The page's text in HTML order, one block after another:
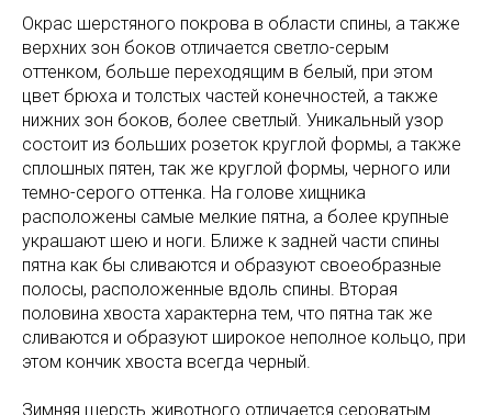
Окрас шерстяного покрова в области спины, а также
верхних зон боков отличается светло-серым
оттенком, больше переходящим в белый, при этом
цвет брюха и толстых частей конечностей, а также
нижних зон боков, более светлый. Уникальный узор
состоит из больших розеток круглой формы, а также
сплошных пятен, так же круглой формы, черного или
темно-серого оттенка. На голове хищника
расположены самые мелкие пятна, а более крупные
украшают шею и ноги. Ближе к задней части спины
пятна как бы сливаются и образуют своеобразные
полосы, расположенные вдоль спины. Вторая
половина хвоста характерна тем, что пятна так же
сливаются и образуют широкое неполное кольцо, при
этом кончик хвоста всегда черный.
Зимняя шерсть животного отличается сероватым